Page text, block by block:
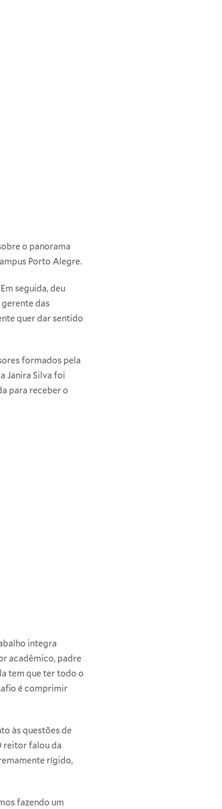
o panorama
Porto Alegre.
seguida, deu
gerente das
quer dar sentido
formados pela
Janira Silva foi
para receber o
integra
acadêmico, padre
tem que ter todo o
é comprimir
às questões de
reitor falou da
rígido,
fazendo um